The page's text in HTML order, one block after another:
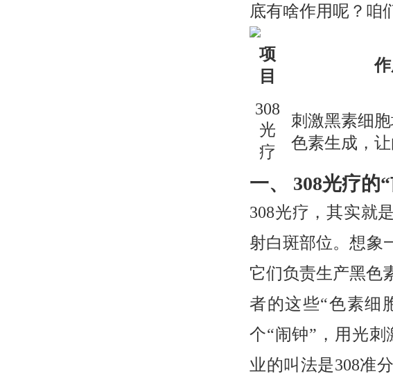
底有啥作用呢？咱
项
目
作
308
光
疗
刺激黑素细
色素生成，让
一、 308光疗的
308光疗，其实就
射白斑部位。想象
它们负责生产黑色
者的这些“色素细
个“闹钟”，用光
业的叫法是308准